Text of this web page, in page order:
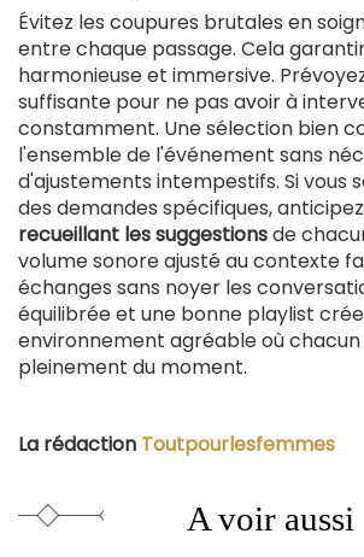
Évitez les coupures brutales en
entre chaque passage. Cela
harmonieuse et immersive.
suffisante pour ne pas avoir à
constamment. Une sélection bien
l'ensemble de l'événement sans
d'ajustements intempestifs. Si vous
des demandes spécifiques,
recueillant les suggestionsde
volume sonore ajusté au contexte
échanges sans noyer les
équilibrée et une bonne playlist
environnement agréable où
pleinement du moment.
La rédaction Toutpourlesfemmes
A voir aussi